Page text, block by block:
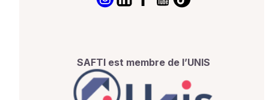
SAFTI est membre de l’UNIS